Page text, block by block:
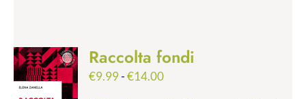
Raccolta fondi
€9.99-€14.00Fascia